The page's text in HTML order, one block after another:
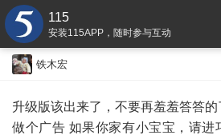
115
安装115APP，随时参与互动
铁木宏
升级版该出来了，不要再羞羞答答的
做个广告 如果你家有小宝宝，请进